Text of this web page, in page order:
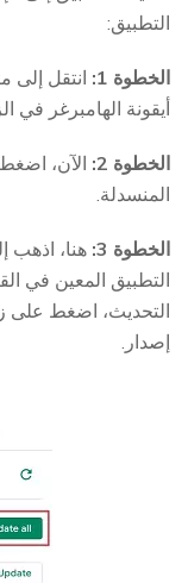
التطبيق:
الخطوة 1:
أيقونة الهامبرغر في
الخطوة 2:
الآن،
المنسدلة.
الخطوة 3:
هنا، اذهب
التطبيق المعين في
التحديث، اضغط على
إصدار.